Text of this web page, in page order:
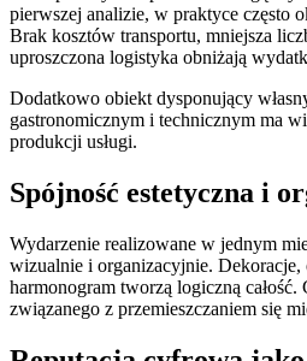
pierwszej analizie, w praktyce często
Brak kosztów transportu, mniejsza
uproszczona logistyka obniżają
Dodatkowo obiekt dysponujący
gastronomicznym i technicznym ma
produkcji usługi.
Spójność estetyczna i
Wydarzenie realizowane w jednym
wizualnie i organizacyjnie. Dekoracje,
harmonogram tworzą logiczną całość.
związanego z przemieszczaniem się